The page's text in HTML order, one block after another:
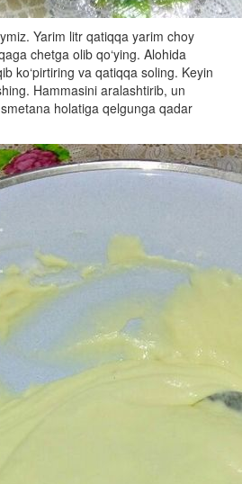
Yarim litr qatiqqa yarim choy
chetga olib qo‘ying. Alohida
ko‘pirtiring va qatiqqa soling. Keyin
Hammasini aralashtirib, un
holatiga qelgunga qadar